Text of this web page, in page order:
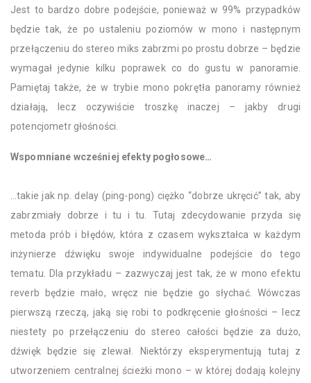
Jest to bardzo dobre podejście, ponieważ w 99% przypadków
będzie tak, że po ustaleniu poziomów w mono i następnym
przełączeniu do stereo miks zabrzmi po prostu dobrze – będzie
wymagał jedynie kilku poprawek co do gustu w panoramie.
Pamiętaj także, że w trybie mono pokrętła panoramy również
działają, lecz oczywiście troszkę inaczej – jakby drugi
potencjometr głośności.
Wspomniane wcześniej efekty pogłosowe…
…takie jak np. delay (ping-pong) ciężko “dobrze ukręcić” tak, aby
zabrzmiały dobrze i tu i tu. Tutaj zdecydowanie przyda się
metoda prób i błędów, która z czasem wykształca w każdym
inżynierze dźwięku swoje indywidualne podejście do tego
tematu. Dla przykładu – zazwyczaj jest tak, że w mono efektu
reverb będzie mało, wręcz nie będzie go słychać. Wówczas
pierwszą rzeczą, jaką się robi to podkręcenie głośności – lecz
niestety po przełączeniu do stereo całości będzie za dużo,
dźwięk będzie się zlewał. Niektórzy eksperymentują tutaj z
utworzeniem centralnej ścieżki mono – w której dodają kolejny